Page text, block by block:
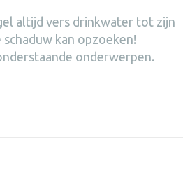
altijd vers drinkwater tot zijn
kan opzoeken!
onderwerpen.